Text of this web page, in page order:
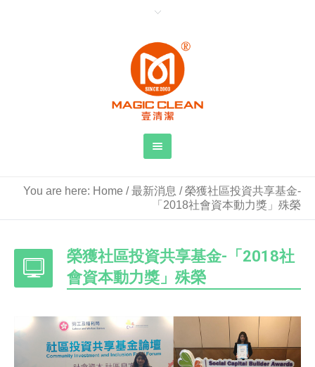
You are here: Home /最新消息 /榮獲社區投資共享基金-
「2018社會資本動力獎」殊榮
榮獲社區投資共享基金-「2018社
會資本動力獎」殊榮